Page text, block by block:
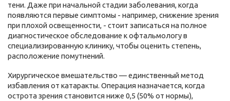
тени. Даже при начальной стадии заболевания, когда
появляются первые симптомы - например, снижение зрения
при плохой освещенности, - стоит записаться на полное
диагностическое обследование к офтальмологу в
специализированную клинику, чтобы оценить степень,
расположение помутнений.
Хирургическое вмешательство — единственный метод
избавления от катаракты. Операция назначается, когда
острота зрения становится ниже 0,5 (50% от нормы),